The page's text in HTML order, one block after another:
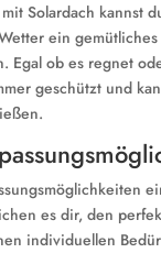
Solardach kannst
ein
Egal ob es regnet
geschützt und
es dir, den
individuellen